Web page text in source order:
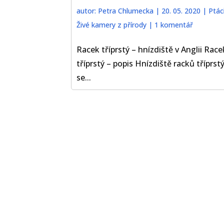
autor: Petra Chlumecka| 20. 05. 2020 |
Živé kamery z přírody| 1 komentář
Racek tříprstý – hnízdiště v Anglii
tříprstý – popis Hnízdiště racků
se...